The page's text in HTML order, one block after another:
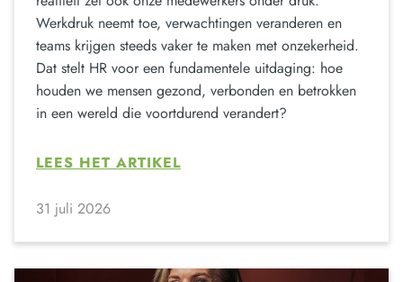
Werkdruk neemt toe, verwachtingen veranderen en
teams krijgen steeds vaker te maken met onzekerheid.
Dat stelt HR voor een fundamentele uitdaging: hoe
houden we mensen gezond, verbonden en betrokken
in een wereld die voortdurend verandert?
LEES HET ARTIKEL
31 juli 2026